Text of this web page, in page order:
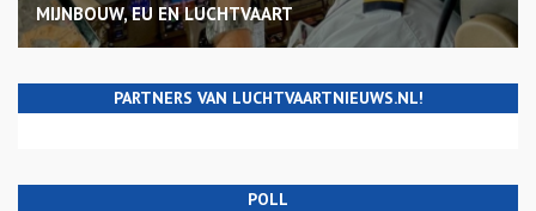
MIJNBOUW, EU EN LUCHTVAART
PARTNERS VAN LUCHTVAARTNIEUWS.NL!
POLL